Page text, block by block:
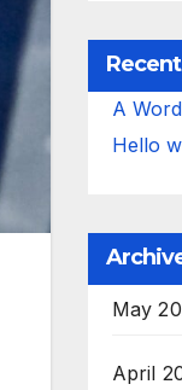
A
Hello
May
April